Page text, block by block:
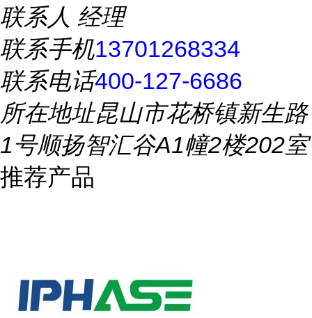
联系人 经理
联系手机13701268334
联系电话400-127-6686
所在地址昆山市花桥镇新生路
1号顺扬智汇谷A1幢2楼202室
推荐产品